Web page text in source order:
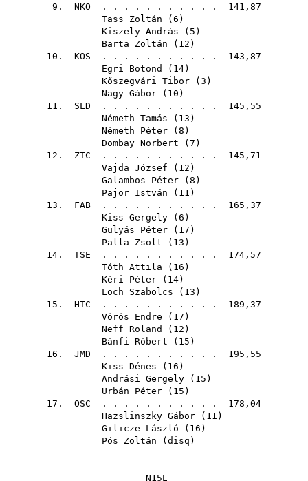
9. NKO . . . . . . . . . . . 141,87
Tass Zoltán ( 6 )
Kiszely András ( 5 )
Barta Zoltán ( 12 )
10. KOS . . . . . . . . . . . 143,87
Egri Botond
( 14)
Kőszegvári Tibor ( 3 )
Nagy Gábor ( 10 )
11. SLD . . . . . . . . . . . 145,55
Németh Tamás ( 13 )
Németh Péter ( 8 )
Dombay Norbert ( 7 )
12. ZTC . . . . . . . . . . . 145,71
Vajda József ( 12 )
Galambos Péter ( 8 )
Pajor István ( 11 )
13. FAB . . . . . . . . . . . 165,37
Kiss Gergely ( 6 )
Gulyás Péter ( 17 )
Palla Zsolt ( 13 )
14. TSE . . . . . . . . . . . 174,57
Tóth Attila ( 16 )
Kéri Péter ( 14)
Loch Szabolcs ( 13 )
15. HTC . . . . . . . . . . . 189,37
Vörös Endre ( 17 )
Neff Roland
( 12 )
Bánfi Róbert ( 15 )
16. JMD . . . . . . . . . . . 195,55
Kiss Dénes ( 16 )
Andrási Gergely ( 15 )
Urbán Péter ( 15 )
17. OSC . . . . . . . . . . . 178,04
Hazslinszky Gábor ( 11 )
Gilicze László ( 16 )
Pós Zoltán ( disq )
N15E